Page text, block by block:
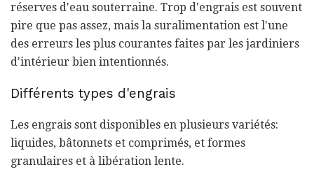
réserves d'eau souterraine. Trop d'engrais est souvent
pire que pas assez, mais la suralimentation est l'une
des erreurs les plus courantes faites par les jardiniers
d'intérieur bien intentionnés.
Différents types d'engrais
Les engrais sont disponibles en plusieurs variétés:
liquides, bâtonnets et comprimés, et formes
granulaires et à libération lente.